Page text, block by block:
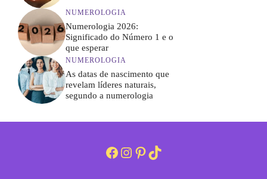
NUMEROLOGIA
Numerologia 2026:
Significado do Número 1 e o
que esperar
NUMEROLOGIA
As datas de nascimento que
revelam líderes naturais,
segundo a numerologia
Facebook
Instagram
Pinterest
TikTok